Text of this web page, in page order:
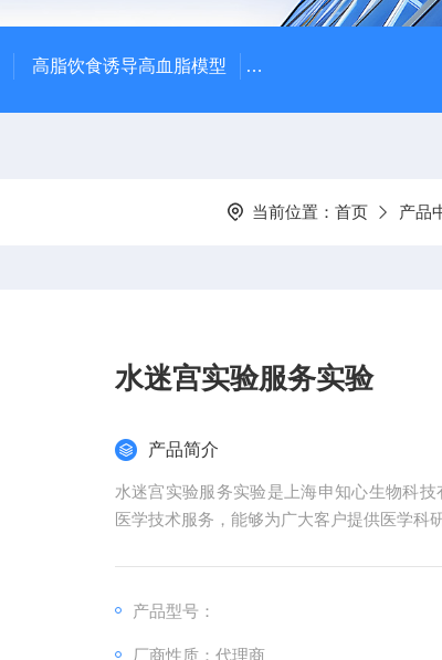
高脂饮食诱导高血脂模型 高脂饮食诱导大鼠动脉
当前位置： 首页 产品
水迷宫实验服务实验
产品简介
水迷宫实验服务实验是上海申知心生物科
医学技术服务，能够为广大客户提供医学科
产品型号：
厂商性质：代理商